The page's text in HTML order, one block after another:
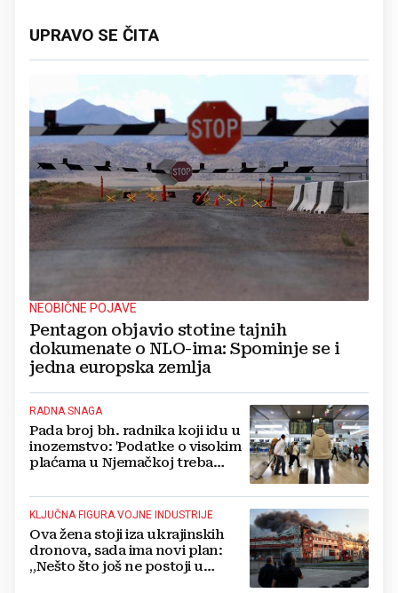
UPRAVO SE ČITA
NEOBIČNE POJAVE
Pentagon objavio stotine tajnih
dokumenate o NLO-ima: Spominje se i
jedna europska zemlja
RADNA SNAGA
Pada broj bh. radnika koji idu u
inozemstvo: 'Podatke o visokim
plaćama u Njemačkoj treba
KLJUČNA FIGURA VOJNE INDUSTRIJE
Ova žena stoji iza ukrajinskih
dronova, sada ima novi plan:
„Nešto što još ne postoji u